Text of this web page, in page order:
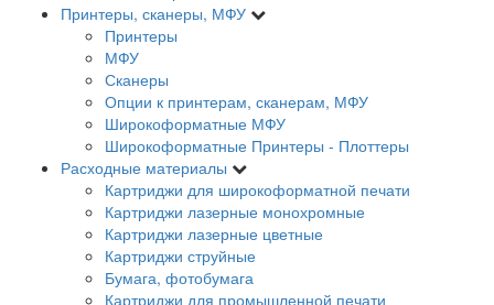
Принтеры, сканеры, МФУ
Принтеры
МФУ
Сканеры
Опции к принтерам, сканерам, МФУ
Широкоформатные МФУ
Широкоформатные Принтеры - Плоттеры
Расходные материалы
Картриджи для широкоформатной печати
Картриджи лазерные монохромные
Картриджи лазерные цветные
Картриджи струйные
Бумага, фотобумага
Картриджи для промышленной печати